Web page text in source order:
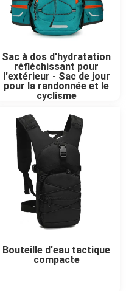
Sac à dos d'hydratation
réfléchissant pour
l'extérieur - Sac de jour
pour la randonnée et le
cyclisme
Bouteille d'eau tactique
compacte